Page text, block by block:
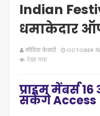
Indian
धमाकेदार
मीडिया केसरी
OCTOBER
देखा गया
प्राइम मेंबर्स
सकेंगे Access